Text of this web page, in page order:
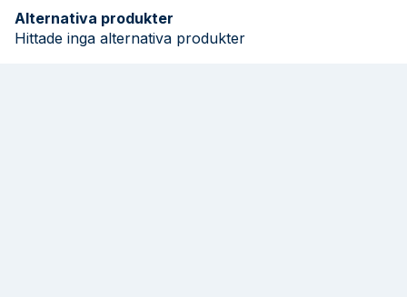
Alternativa produkter
Hittade inga alternativa produkter